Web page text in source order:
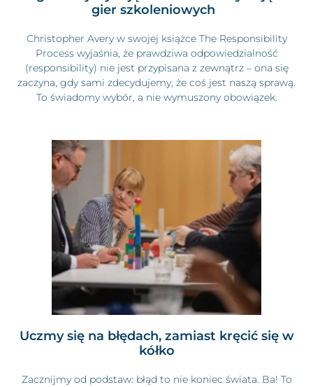
gier szkoleniowych
Christopher Avery w swojej książce The Responsibility
Process wyjaśnia, że prawdziwa odpowiedzialność
(responsibility) nie jest przypisana z zewnątrz – ona się
zaczyna, gdy sami zdecydujemy, że coś jest naszą sprawą.
To świadomy wybór, a nie wymuszony obowiązek.
Uczmy się na błędach, zamiast kręcić się w
kółko
Zacznijmy od podstaw: błąd to nie koniec świata. Ba! To